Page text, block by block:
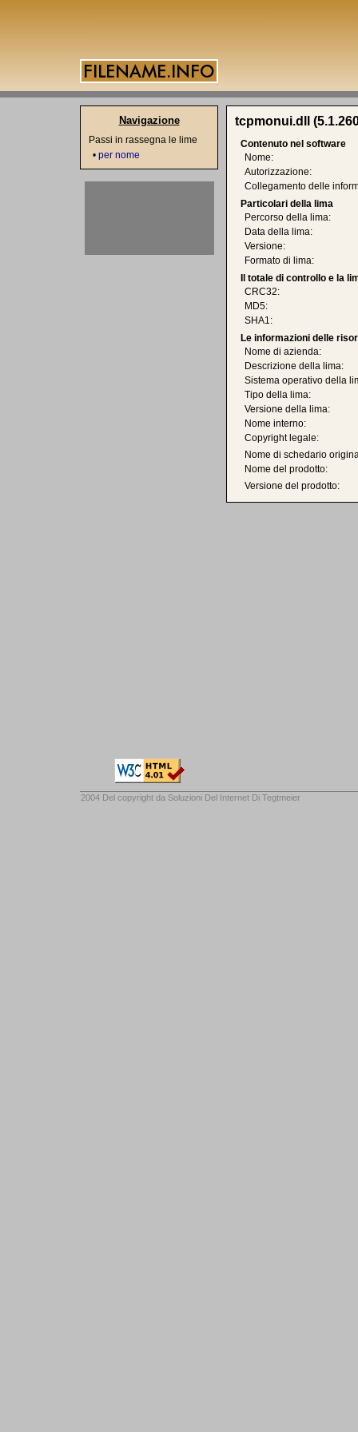
tcpmonui.dll
Contenuto nel software
Nome:
Autorizzazione:
Collegamento delle
Particolari della lima
Percorso della lima:
Data della lima:
Versione:
Formato di lima:
Il totale di controllo e la
CRC32:
MD5:
SHA1:
Le informazioni delle
Nome di azienda:
Descrizione della lima:
Sistema operativo della
Tipo della lima:
Versione della lima:
Nome interno:
Copyright legale:
Nome di schedario
Nome del prodotto:
Versione del prodotto:
Navigazione
Passi in rassegna le lime
• per nome
2004 Del copyright da Soluzioni Del Internet Di Tegtmeier